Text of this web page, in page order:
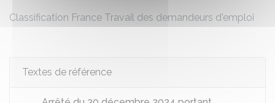
Classification France Travail des demandeurs d'emploi
Textes de référence